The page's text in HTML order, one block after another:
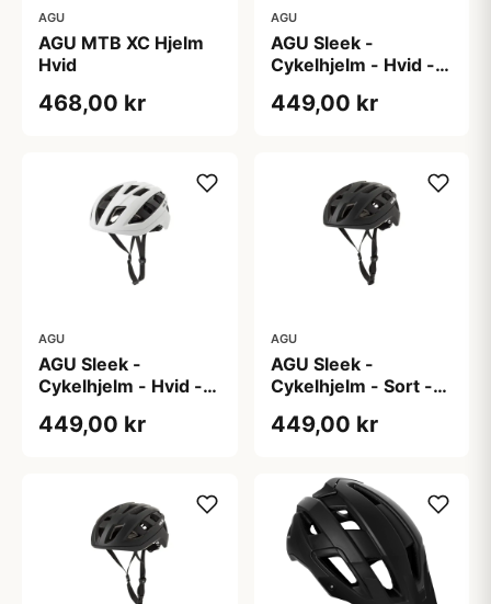
AGU
AGU MTB XC Hjelm
Hvid
468,00 kr
AGU
AGU Sleek -
Cykelhjelm - Hvid -
449,00 kr
AGU
AGU Sleek -
Cykelhjelm - Hvid -
449,00 kr
AGU
AGU Sleek -
Cykelhjelm - Sort -
449,00 kr